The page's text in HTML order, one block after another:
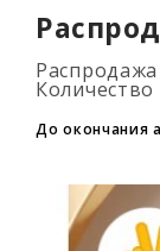
До окончания